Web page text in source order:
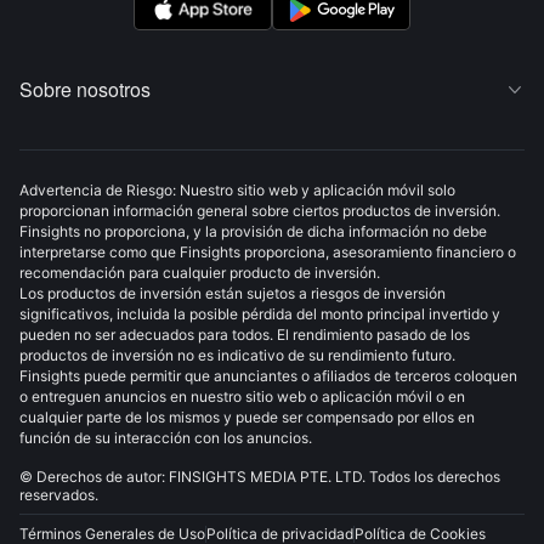
una nueva tendencia de mercado alcista.
Sobre nosotros 
Advertencia de Riesgo: Nuestro sitio web y aplicación móvil solo
proporcionan información general sobre ciertos productos de inversión.
Finsights no proporciona, y la provisión de dicha información no debe
interpretarse como que Finsights proporciona, asesoramiento financiero o
recomendación para cualquier producto de inversión.
Los productos de inversión están sujetos a riesgos de inversión
significativos, incluida la posible pérdida del monto principal invertido y
pueden no ser adecuados para todos. El rendimiento pasado de los
productos de inversión no es indicativo de su rendimiento futuro.
Finsights puede permitir que anunciantes o afiliados de terceros coloquen
o entreguen anuncios en nuestro sitio web o aplicación móvil o en
cualquier parte de los mismos y puede ser compensado por ellos en
función de su interacción con los anuncios.
© Derechos de autor: FINSIGHTS MEDIA PTE. LTD. Todos los derechos
reservados.
Términos Generales de UsoPolítica de privacidadPolítica de Cookies